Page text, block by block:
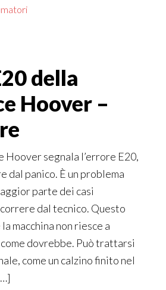
della
Hoover –
Hoover segnala l’errore E20,
dal panico. È un problema
parte dei casi
dal tecnico. Questo
macchina non riesce a
come dovrebbe. Può trattarsi
come un calzino finito nel